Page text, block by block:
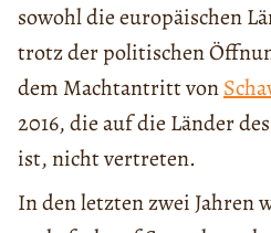
sowohl die europäischen
trotz der politischen
dem Machtantritt von
2016, die auf die Länder
ist, nicht vertreten.
In den letzten zwei Jahren